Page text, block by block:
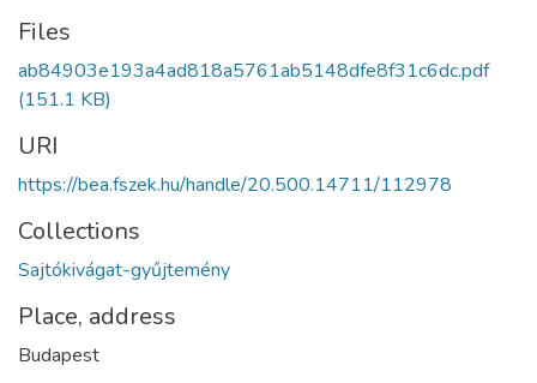
Files
ab84903e193a4ad818a5761ab5148dfe8f31c6dc.pdf
(151.1 KB)
URI
https://bea.fszek.hu/handle/20.500.14711/112978
Collections
Sajtókivágat-gyűjtemény
Place, address
Budapest